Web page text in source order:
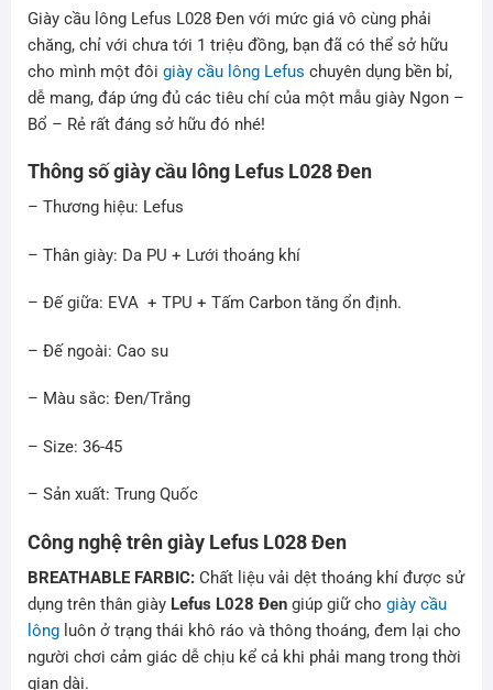
Giày cầu lông Lefus L028 Đen với mức giá vô cùng phải
chăng, chỉ với chưa tới 1 triệu đồng, bạn đã có thể sở hữu
cho mình một đôi giày cầu lông Lefus chuyên dụng bền bỉ,
dễ mang, đáp ứng đủ các tiêu chí của một mẫu giày Ngon –
Bổ – Rẻ rất đáng sở hữu đó nhé!
Thông số giày cầu lông Lefus L028 Đen
– Thương hiệu: Lefus
– Thân giày: Da PU + Lưới thoáng khí
– Đế giữa: EVA + TPU + Tấm Carbon tăng ổn định.
– Đế ngoài: Cao su
– Màu sắc: Đen/Trắng
– Size: 36-45
– Sản xuất: Trung Quốc
Công nghệ trên giày Lefus L028 Đen
BREATHABLE FARBIC:Chất liệu vải dệt thoáng khí được sử
dụng trên thân giày Lefus L028 Đengiúp giữ cho giày cầu
lôngluôn ở trạng thái khô ráo và thông thoáng, đem lại cho
người chơi cảm giác dễ chịu kể cả khi phải mang trong thời
gian dài.